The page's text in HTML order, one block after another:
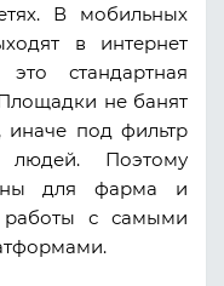
В мобильных
в интернет
стандартная
не банят
иначе под фильтр
Поэтому
для фарма и
работы с самыми